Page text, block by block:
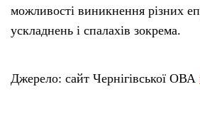
можливості виникнення різних
ускладнень і спалахів зокрема.
Джерело: сайт Чернігівської ОВА